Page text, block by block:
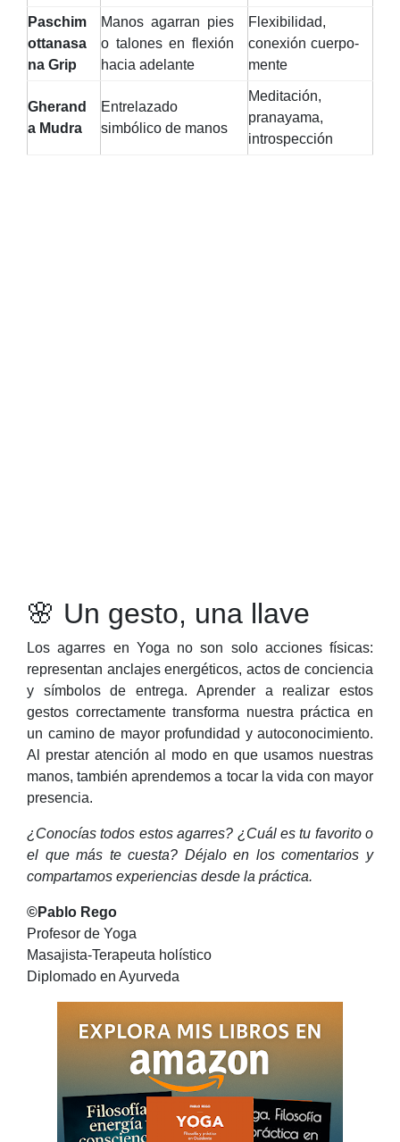
Paschim
ottanasa
na Grip
Manos agarran pies
o talones en flexión
hacia adelante
Flexibilidad,
conexión cuerpo-
mente
Gherand
a Mudra
Entrelazado
simbólico de manos
Meditación,
pranayama,
introspección
🌸 Un gesto, una llave
Los agarres en Yoga no son solo acciones físicas:
representan anclajes energéticos, actos de conciencia
y símbolos de entrega. Aprender a realizar estos
gestos correctamente transforma nuestra práctica en
un camino de mayor profundidad y autoconocimiento.
Al prestar atención al modo en que usamos nuestras
manos, también aprendemos a tocar la vida con mayor
presencia.
¿Conocías todos estos agarres? ¿Cuál es tu favorito o
el que más te cuesta? Déjalo en los comentarios y
compartamos experiencias desde la práctica.
©Pablo Rego
Profesor de Yoga
Masajista-Terapeuta holístico
Diplomado en Ayurveda